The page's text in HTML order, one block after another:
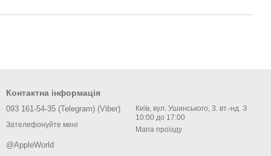
Контактна інформація
093 161-54-35 (Telegram) (Viber)
Зателефонуйте мені
@AppleWorld
Київ, вул. Ушинського, 3. вт.-нд. З
10:00 до 17:00
Мапа проїзду